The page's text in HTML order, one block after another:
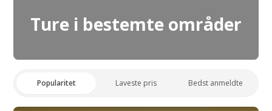
Ture i bestemte områder
Popularitet Laveste pris Bedst anmeldte